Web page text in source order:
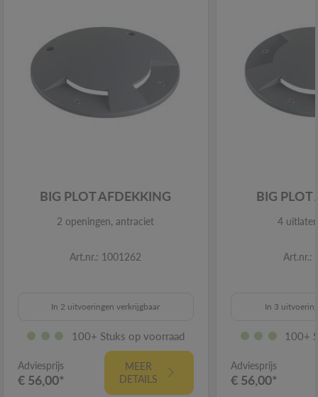
BIG PLOT AFDEKKING
2 openingen, antraciet
Art.nr.: 1001262
In 2 uitvoeringen verkrijgbaar
100+ Stuks op voorraad
Adviesprijs
€ 56,00*
MEER
DETAILS
BIG PLOT
4
Art.nr.:
In 3
100+
Adviesprijs
€ 56,00*